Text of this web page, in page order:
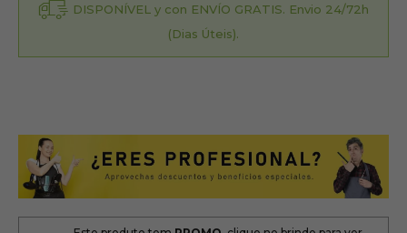
DISPONÍVEL y con ENVÍO GRATIS. Envio 24/72h
(Dias Úteis).